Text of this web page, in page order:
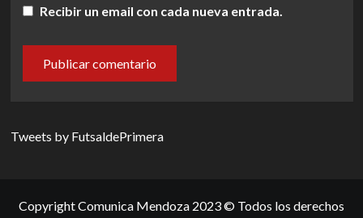
Recibir un email con cada nueva entrada.
Tweets by FutsaldePrimera
Copyright Comunica Mendoza 2023 © Todos los derechos